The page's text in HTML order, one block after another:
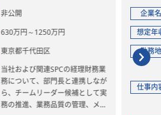
‐対象会社のリスク把握と対策の
検討
【ナレッジマネジメント】
出、整理、蓄積、共有化に関する
業務
‐中小企業のディールは法律だけ
の判断ができない論点もある
非公開
630万円～1250万円
東京都千代田区
当社および関連SPCの経理財務業
務について、部門長と連携しなが
ら、チームリーダー候補として実
務の推進、業務品質の管理、メン
企業
想定年
勤務
仕事内